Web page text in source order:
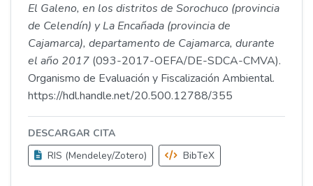
El Galeno, en los distritos de Sorochuco (provincia
de Celendín) y La Encañada (provincia de
Cajamarca), departamento de Cajamarca, durante
el año 2017 (093-2017-OEFA/DE-SDCA-CMVA).
Organismo de Evaluación y Fiscalización Ambiental.
https://hdl.handle.net/20.500.12788/355
DESCARGAR CITA
RIS (Mendeley/Zotero)
BibTeX